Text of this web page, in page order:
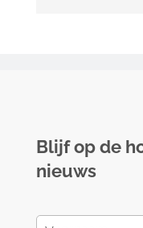
Blijf op de
nieuws